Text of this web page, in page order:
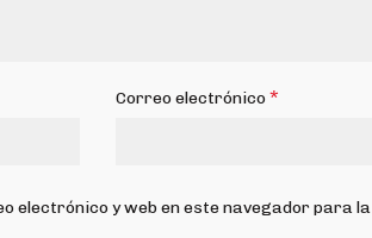
Correo electrónico*
electrónico y web en este navegador para la